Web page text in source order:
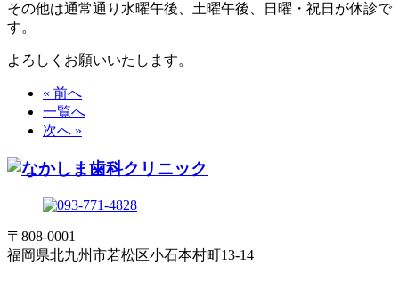
その他は通常通り水曜午後、土曜午後、日曜・祝日が休診で
す。
よろしくお願いいたします。
« 前へ
一覧へ
次へ »
〒808-0001
福岡県北九州市若松区小石本村町13-14